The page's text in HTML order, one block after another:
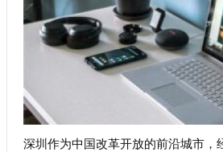
深圳作为中国改革开放的前沿城市，